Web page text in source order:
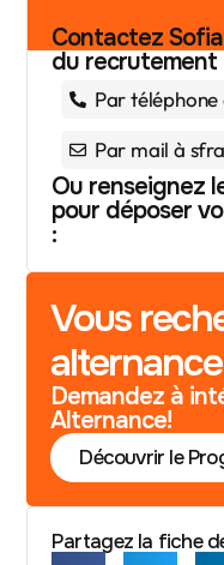
Contactez
du
Par téléphone
Par mail à
Ou renseignez
pour déposer
:
Vous
Demandez à
Alternance!
Découvrir le
Partagez la fiche